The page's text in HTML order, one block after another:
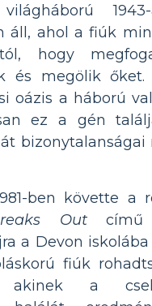
áll, ahol a fiúk
hogy
és megölik őket.
oázis a háború
ez a gén
bizonytalanságai
ben követte a
Outcímű
a Devon
fiúk
akinek a